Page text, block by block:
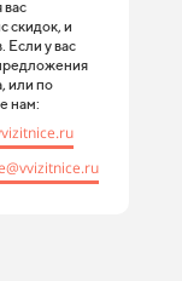
вас
скидок, и
Если у вас
или по
нам: